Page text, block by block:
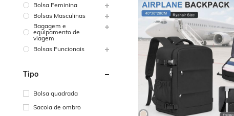
Bolsa Feminina
Bolsas Masculinas
Bagagem e
equipamento de
viagem
Bolsas Funcionais
Tipo
Bolsa quadrada
Sacola de ombro